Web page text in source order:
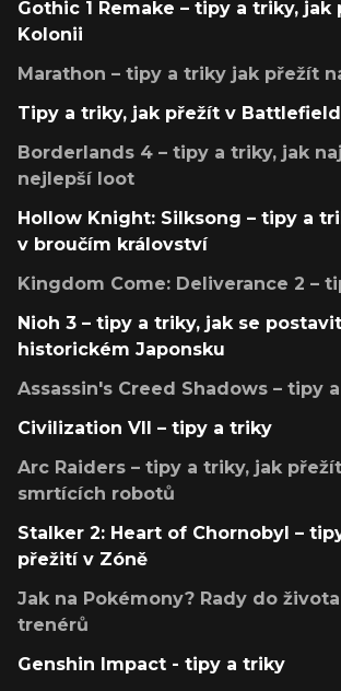
Gothic 1 Remake – tipy a triky, jak
Kolonii
Marathon – tipy a triky jak přežít
Tipy a triky, jak přežít v
Borderlands 4 – tipy a triky, jak
nejlepší loot
Hollow Knight: Silksong – tipy a
v broučím království
Kingdom Come: Deliverance 2 –
Nioh 3 – tipy a triky, jak se
historickém Japonsku
Assassin's Creed Shadows – tipy
Civilization VII – tipy a triky
Arc Raiders – tipy a triky, jak
smrtících robotů
Stalker 2: Heart of Chornobyl –
přežití v Zóně
Jak na Pokémony? Rady do
trenérů
Genshin Impact - tipy a triky